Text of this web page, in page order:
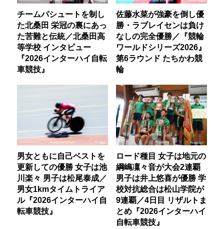
チームパシュートを制し
た北桑田 栄冠の裏にあっ
た苦難と伝統／北桑田高
等学校 インタビュー
『2026インターハイ自転
車競技』
佐藤水菜が強豪を倒し優
勝・ラブレイセンは負け
なしの完全優勝／『競輪
ワールドシリーズ2026』
第6ラウンド たちかわ競
輪
男女ともに自己ベストを
更新しての優勝 女子は池
川楽々 男子は松尾泰成／
男女1kmタイムトライア
ル『2026インターハイ自
転車競技』
ロード種目 女子は地元の
綱嶋凜々音が大会2連覇
男子は井上悠喜が優勝 学
校対抗総合は松山学院が
9連覇／4日目 リザルトま
とめ『2026インターハイ
自転車競技』